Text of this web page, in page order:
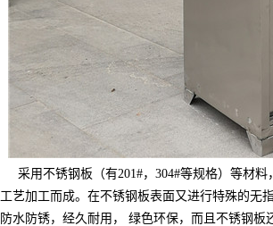
采用不锈钢板（有201#，304#等规格）等材料
工艺加工而成。在不锈钢板表面又进行特殊的无
防水防锈，经久耐用，
绿色环保，而且不锈钢板